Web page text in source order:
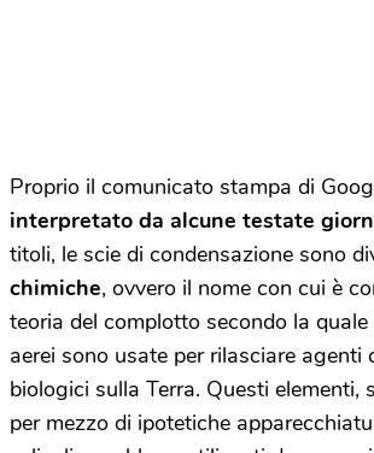
Proprio il comunicato stampa di
interpretato da alcune testate
titoli, le scie di condensazione sono
chimiche, ovvero il nome con cui è
teoria del complotto secondo la quale
aerei sono usate per rilasciare agenti
biologici sulla Terra. Questi elementi,
per mezzo di ipotetiche